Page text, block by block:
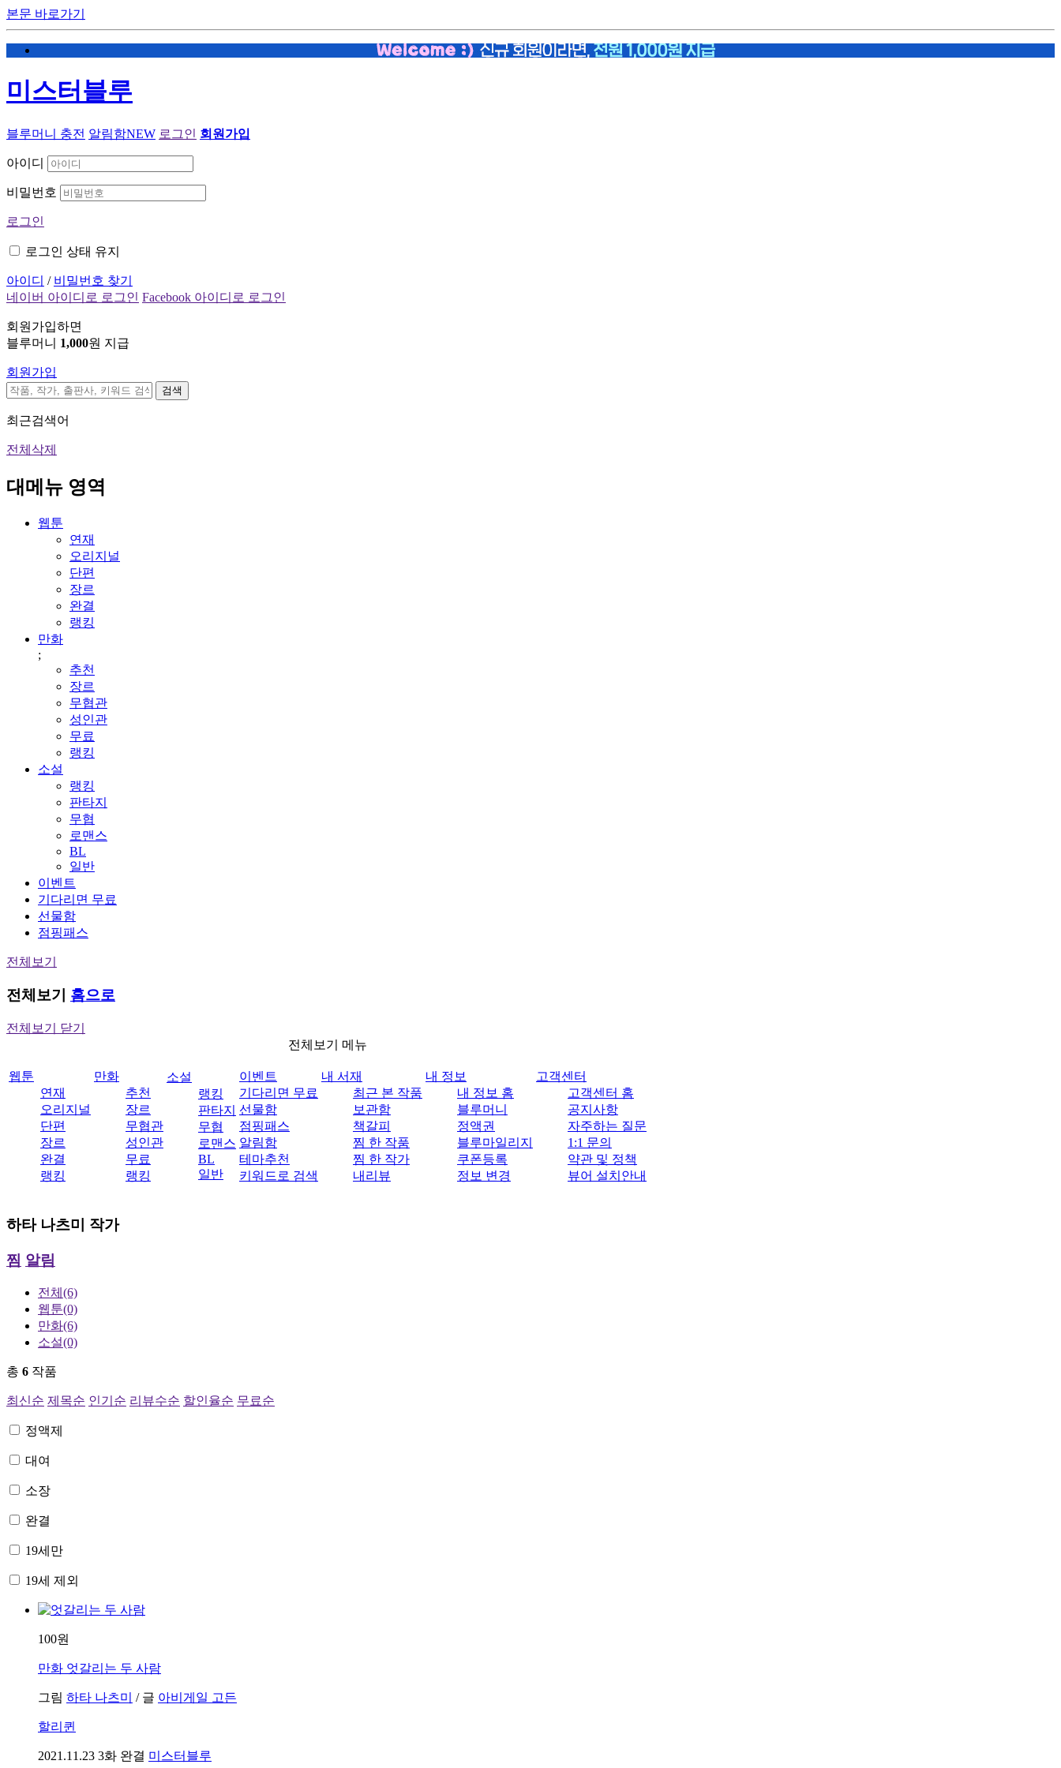
본문 바로가기
미스터블루
블루머니 충전 알림함NEW 로그인 회원가입
아이디
비밀번호
로그인
로그인 상태 유지
아이디 / 비밀번호 찾기
네이버 아이디로 로그인 Facebook 아이디로 로그인
회원가입하면
블루머니 1,000원 지급
회원가입
검색
최근검색어
전체삭제
대메뉴 영역
웹툰
연재
오리지널
단편
장르
완결
랭킹
만화
;
추천
장르
무협관
성인관
무료
랭킹
소설
랭킹
판타지
무협
로맨스
BL
일반
이벤트
기다리면 무료
선물함
점핑패스
전체보기
전체보기 홈으로
전체보기 닫기
전체보기 메뉴
웹툰
연재
오리지널
단편
장르
완결
랭킹
만화
추천
장르
무협관
성인관
무료
랭킹
소설
랭킹
판타지
무협
로맨스
BL
일반
이벤트
기다리면 무료
선물함
점핑패스
알림함
테마추천
키워드로 검색
내 서재
최근 본 작품
보관함
책갈피
찜 한 작품
찜 한 작가
내리뷰
내 정보
내 정보 홈
블루머니
정액권
블루마일리지
쿠폰등록
정보 변경
고객센터
고객센터 홈
공지사항
자주하는 질문
1:1 문의
약관 및 정책
뷰어 설치안내
하타 나츠미 작가
찜 알림
전체 (6)
웹툰(0)
만화(6)
소설(0)
총 6 작품
최신순 제목순 인기순 리뷰수순 할인율순 무료순
정액제
대여
소장
완결
19세만
19세 제외
100원
만화 엇갈리는 두 사람
그림 하타 나츠미 / 글 아비게일 고든
할리퀸
2021.11.23 3화 완결 미스터블루